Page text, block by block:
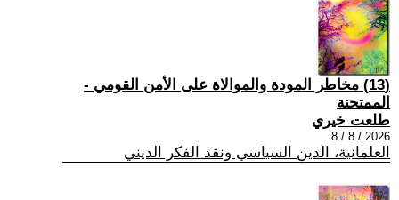
(13) مخاطر المودة والموالاة على الأمن القومي -
الممتحنة
طلعت خيري
2026 / 8 / 8
العلمانية، الدين السياسي ونقد الفكر الديني